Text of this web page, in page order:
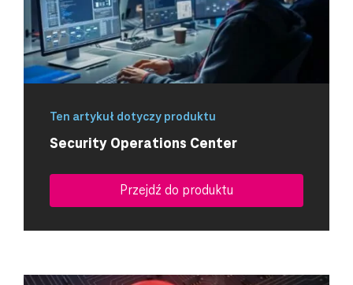
Ten artykuł dotyczy produktu
Security Operations Center
Przejdź do produktu